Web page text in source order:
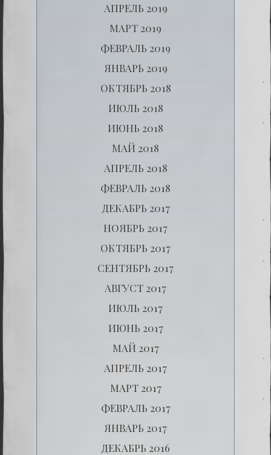
АПРЕЛЬ 2019
МАРТ 2019
ФЕВРАЛЬ 2019
ЯНВАРЬ 2019
ОКТЯБРЬ 2018
ИЮЛЬ 2018
ИЮНЬ 2018
МАЙ 2018
АПРЕЛЬ 2018
ФЕВРАЛЬ 2018
ДЕКАБРЬ 2017
НОЯБРЬ 2017
ОКТЯБРЬ 2017
СЕНТЯБРЬ 2017
АВГУСТ 2017
ИЮЛЬ 2017
ИЮНЬ 2017
МАЙ 2017
АПРЕЛЬ 2017
МАРТ 2017
ФЕВРАЛЬ 2017
ЯНВАРЬ 2017
ДЕКАБРЬ 2016